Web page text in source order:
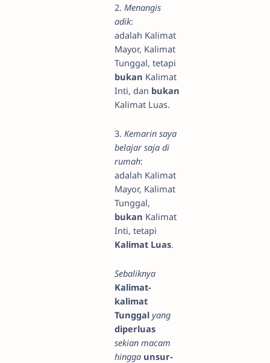
2. Menangis
adik:
adalah Kalimat
Mayor, Kalimat
Tunggal, tetapi
bukan Kalimat
Inti, dan bukan
Kalimat Luas.
3. Kemarin saya
belajar saja di
rumah:
adalah Kalimat
Mayor, Kalimat
Tunggal,
bukan Kalimat
Inti, tetapi
Kalimat Luas.
Sebaliknya
Kalimat-
kalimat
Tunggal yang
diperluas
sekian macam
hingga unsur-